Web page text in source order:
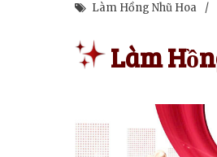
Làm Hồng Nhũ Hoa
Làm